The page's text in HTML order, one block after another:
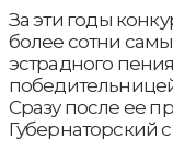
За эти годы
более сотни
эстрадного
Сразу после ее
Губернаторский